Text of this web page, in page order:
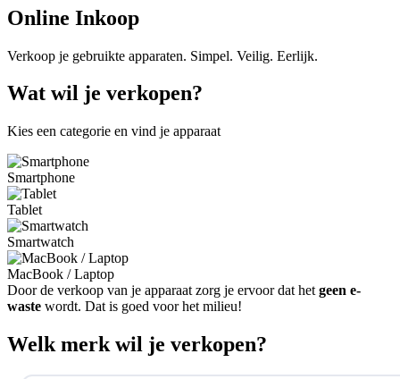
Online Inkoop
Verkoop je gebruikte apparaten. Simpel. Veilig. Eerlijk.
Wat wil je verkopen?
Kies een categorie en vind je apparaat
Smartphone
Tablet
Smartwatch
MacBook / Laptop
Door de verkoop van je apparaat zorg je ervoor dat het geen e-
waste wordt. Dat is goed voor het milieu!
Welk merk wil je verkopen?